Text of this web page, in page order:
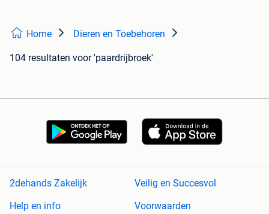
Home Dieren en Toebehoren
104 resultaten voor 'paardrijbroek'
2dehands Zakelijk
Veilig en Succesvol
Help en info
Voorwaarden